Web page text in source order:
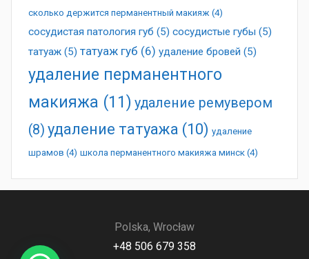
сколько держится перманентный макияж (4)
сосудистая патология губ (5) сосудистые губы (5)
татуаж (5) татуаж губ (6) удаление бровей (5)
удаление перманентного
макияжа (11) удаление ремувером
(8) удаление татуажа (10) удаление
шрамов (4) школа перманентного макияжа минск (4)
Polska, Wrocław
+48 506 679 358